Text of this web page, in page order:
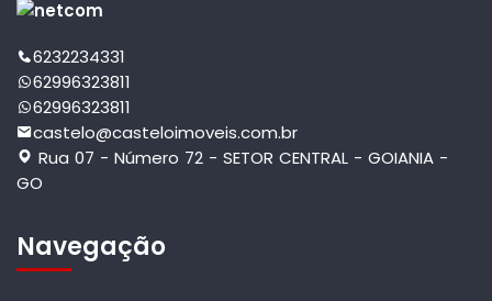
6232234331
62996323811
62996323811
castelo@casteloimoveis.com.br
Rua 07 - Número 72 - SETOR CENTRAL - GOIANIA -
GO
Navegação